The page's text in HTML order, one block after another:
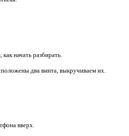
начать разбирать.
два винта, выкручиваем их.
вверх.